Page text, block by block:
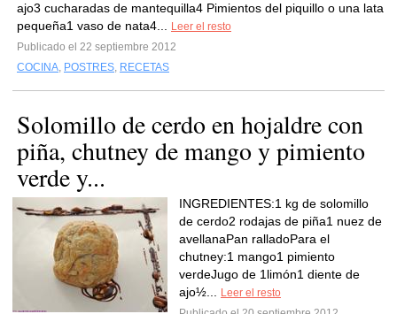
ajo3 cucharadas de mantequilla4 Pimientos del piquillo o una lata
pequeña1 vaso de nata4...
Leer el resto
Publicado el 22 septiembre 2012
COCINA, POSTRES, RECETAS
Solomillo de cerdo en hojaldre con
piña, chutney de mango y pimiento
verde y...
INGREDIENTES:1 kg de solomillo
de cerdo2 rodajas de piña1 nuez de
avellanaPan ralladoPara el
chutney:1 mango1 pimiento
verdeJugo de 1limón1 diente de
ajo½...
Leer el resto